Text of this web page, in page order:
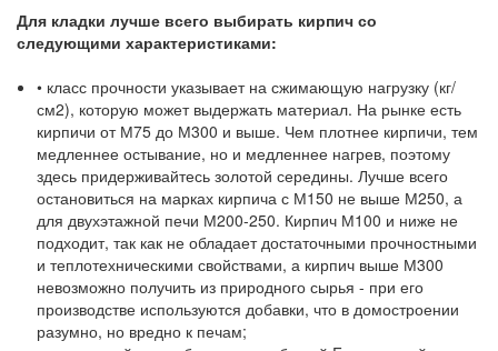
Для кладки лучше всего выбирать кирпич со
следующими характеристиками:
• класс прочности указывает на сжимающую нагрузку (кг/
см2), которую может выдержать материал. На рынке есть
кирпичи от М75 до М300 и выше. Чем плотнее кирпичи, тем
медленнее остывание, но и медленнее нагрев, поэтому
здесь придерживайтесь золотой середины. Лучше всего
остановиться на марках кирпича с М150 не выше М250, а
для двухэтажной печи М200-250. Кирпич М100 и ниже не
подходит, так как не обладает достаточными прочностными
и теплотехническими свойствами, а кирпич выше М300
невозможно получить из природного сырья - при его
производстве используются добавки, что в домостроении
разумно, но вредно к печам;